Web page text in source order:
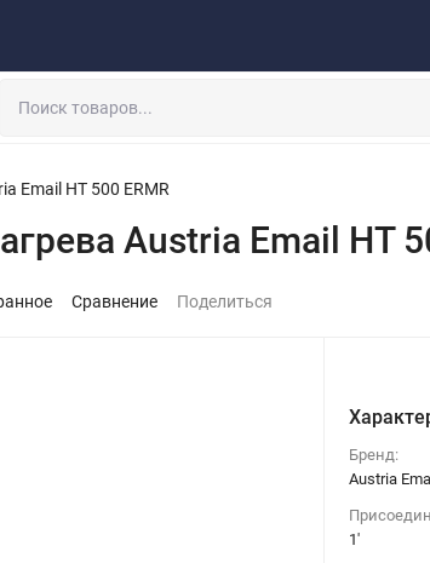
Email HT 500 ERMR
Austria Email HT
Сравнение Поделиться
Бренд:
Austria
1'